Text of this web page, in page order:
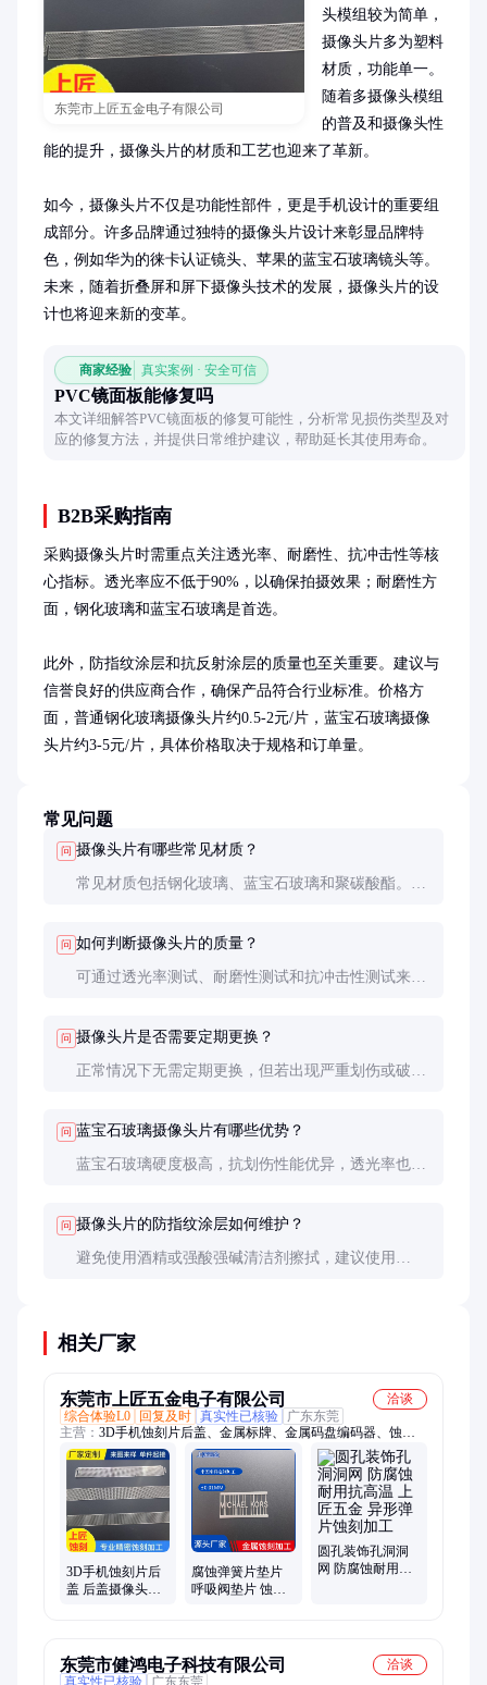
东莞市上匠五金电子有限公司
头模组较为简单，
摄像头片多为塑料
材质，功能单一。
随着多摄像头模组
的普及和摄像头性
能的提升，摄像头片的材质和工艺也迎来了革新。
如今，摄像头片不仅是功能性部件，更是手机设计的重要组
成部分。许多品牌通过独特的摄像头片设计来彰显品牌特
色，例如华为的徕卡认证镜头、苹果的蓝宝石玻璃镜头等。
未来，随着折叠屏和屏下摄像头技术的发展，摄像头片的设
计也将迎来新的变革。
商家经验 真实案例 · 安全可信
PVC镜面板能修复吗
本文详细解答PVC镜面板的修复可能性，分析常见损伤类型及对
应的修复方法，并提供日常维护建议，帮助延长其使用寿命。
B2B采购指南
采购摄像头片时需重点关注透光率、耐磨性、抗冲击性等核
心指标。透光率应不低于90%，以确保拍摄效果；耐磨性方
面，钢化玻璃和蓝宝石玻璃是首选。
此外，防指纹涂层和抗反射涂层的质量也至关重要。建议与
信誉良好的供应商合作，确保产品符合行业标准。价格方
面，普通钢化玻璃摄像头片约0.5-2元/片，蓝宝石玻璃摄像
头片约3-5元/片，具体价格取决于规格和订单量。
常见问题
问 摄像头片有哪些常见材质？
常见材质包括钢化玻璃、蓝宝石玻璃和聚碳酸酯。钢
问 如何判断摄像头片的质量？
可通过透光率测试、耐磨性测试和抗冲击性测试来判
问 摄像头片是否需要定期更换？
正常情况下无需定期更换，但若出现严重划伤或破
问 蓝宝石玻璃摄像头片有哪些优势？
蓝宝石玻璃硬度极高，抗划伤性能优异，透光率也更
问 摄像头片的防指纹涂层如何维护？
避免使用酒精或强酸强碱清洁剂擦拭，建议使用
相关厂家
东莞市上匠五金电子有限公司
洽谈
综合体验L0
回复及时 真实性已核验
广东东莞
主营： 3D手机蚀刻片后盖、金属标牌、金属码盘编码器、蚀刻
加工
3D手机蚀刻片后
盖 后盖摄像头玻
腐蚀弹簧片垫片
呼吸阀垫片 蚀刻
圆孔装饰孔洞洞
网 防腐蚀耐用抗
东莞市健鸿电子科技有限公司
洽谈